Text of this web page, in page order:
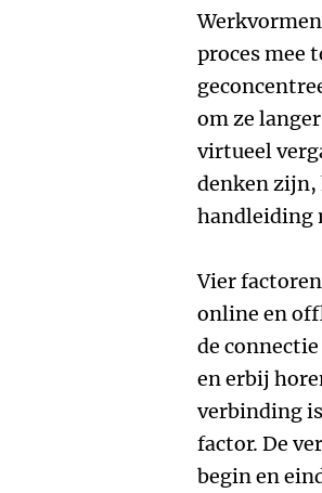
proces mee
om ze
virtueel
denken zijn,
handleiding
Vier
online en
de
en erbij
verbinding
factor. De
begin en